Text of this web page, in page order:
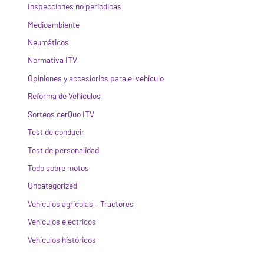
Inspecciones no periódicas
Medioambiente
Neumáticos
Normativa ITV
Opiniones y accesiorios para el vehículo
Reforma de Vehículos
Sorteos cerQuo ITV
Test de conducir
Test de personalidad
Todo sobre motos
Uncategorized
Vehículos agrícolas – Tractores
Vehículos eléctricos
Vehículos históricos